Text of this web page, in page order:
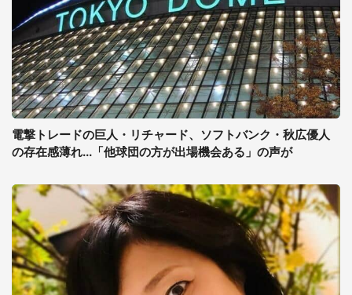
電撃トレードの巨人・リチャード、ソフトバンク・秋広優人
の存在感薄れ...「他球団の方が出場機会ある」の声が